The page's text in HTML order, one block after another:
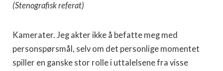
(Stenografisk referat)
Kamerater. Jeg akter ikke å befatte meg med
personspørsmål, selv om det personlige momentet
spiller en ganske stor rolle i uttalel­sene fra visse